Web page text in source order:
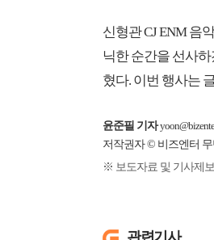
신형관 CJ ENM 음
닉한 순간을 선사
혔다. 이번 행사는
윤준필 기자
저작권자 © 비즈엔터
※ 보도자료 및 기사제보
관련기사